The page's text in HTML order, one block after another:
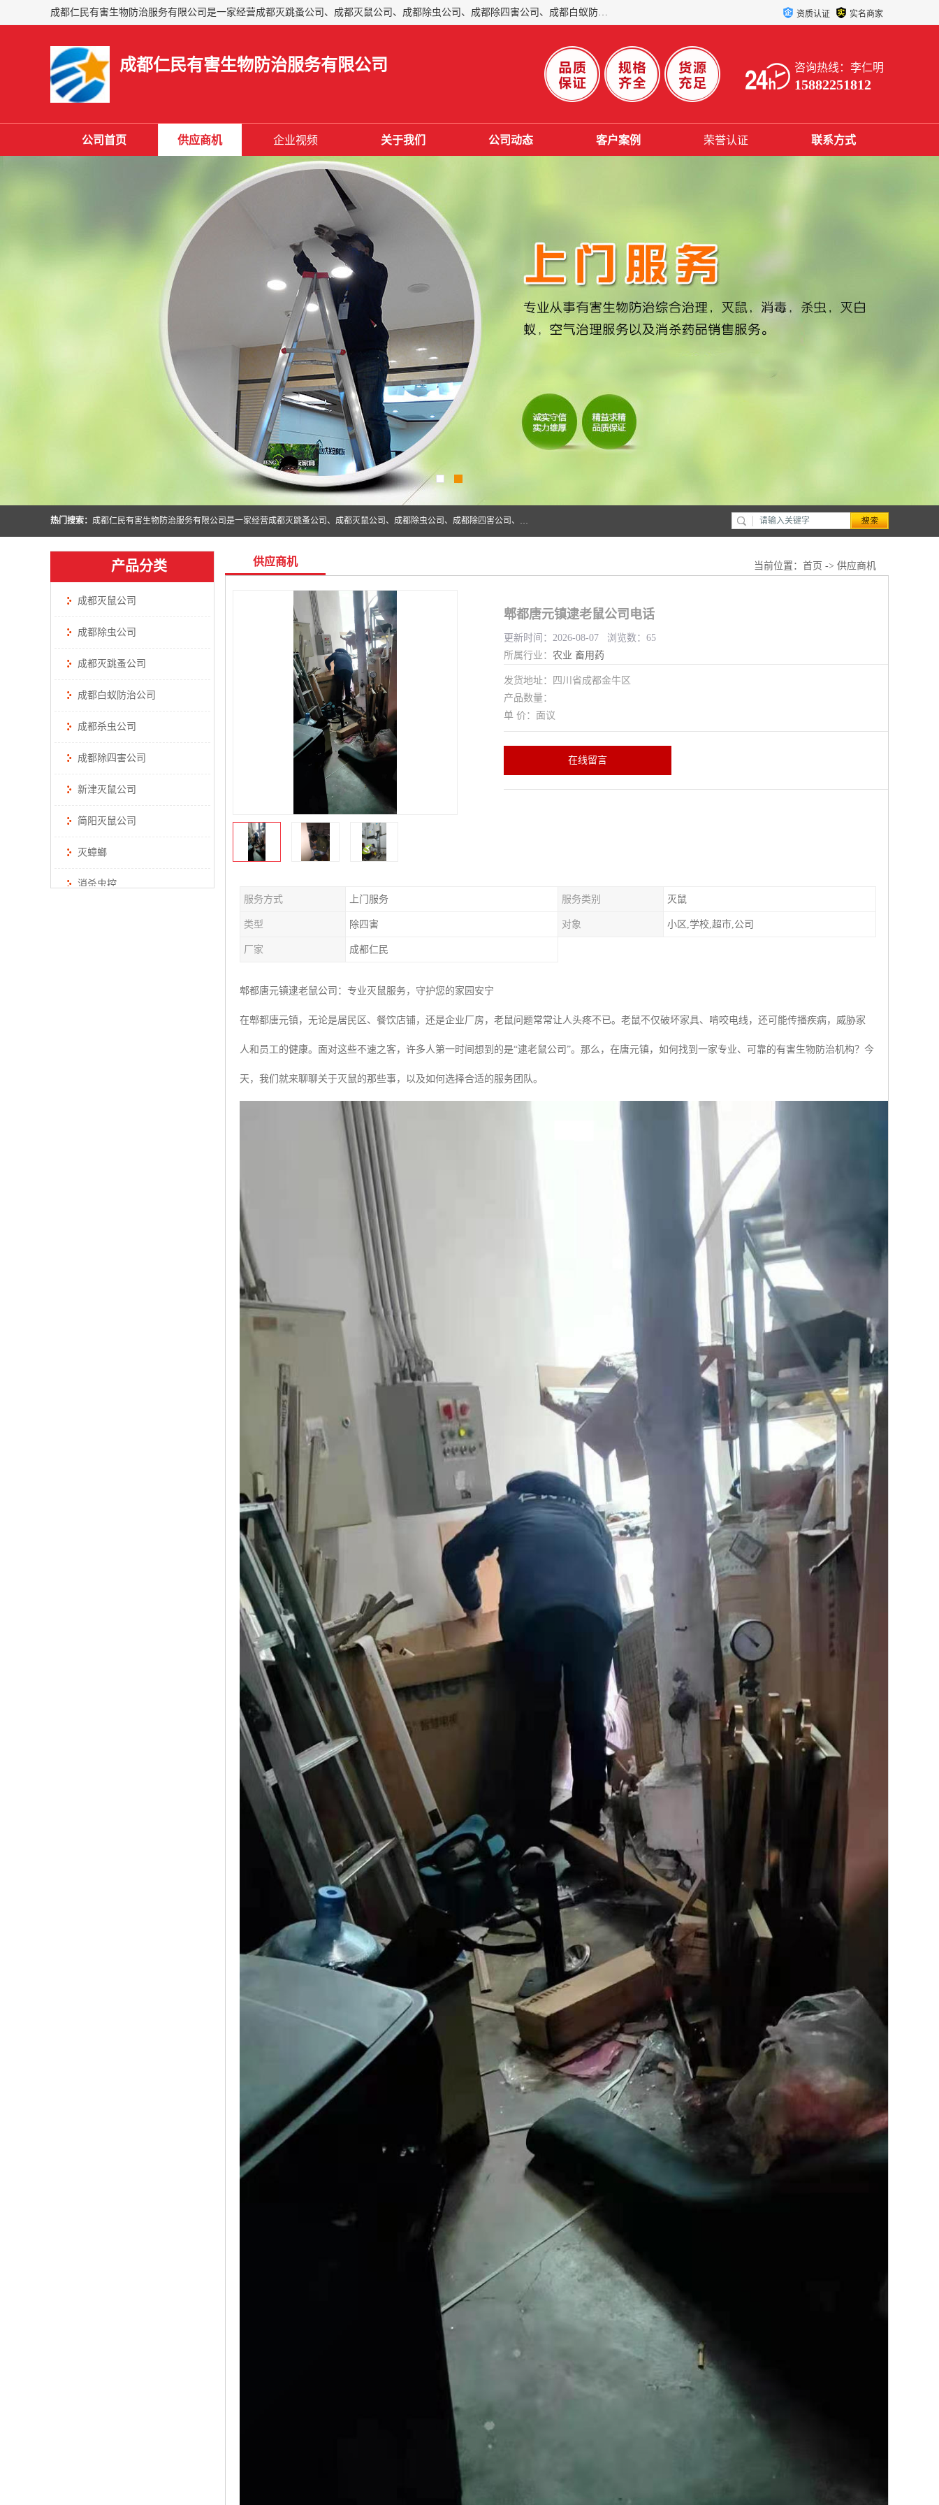
成都仁民有害生物防治服务有限公司是一家经营成都灭跳蚤公司、成都灭鼠公司、成都除虫公司、成都除四害公司、成都白蚁防治公司、成都杀虫公司等。业务覆盖：青白江、郫县、简阳、金堂、乐山、眉山、绵阳、彭州等区域。 由于我们的专业技术和服务态度得到了肯定、 目前公司已经与省内外的多个金 融企业、高端写字楼、星级酒 店、宾馆餐饮企业、学校、制造生产企业、物业小区建立了长期友好的合作关系。 资质认证 实名商家
成都仁民有害生物防治服务有限公司 咨询热线：李仁明
15882251812
公司首页 供应商机 企业视频 关于我们 公司动态 客户案例 荣誉认证 联系方式
热门搜索： 成都仁民有害生物防治服务有限公司是一家经营成都灭跳蚤公司、成都灭鼠公司、成都除虫公司、成都除四害公司、成都白蚁防治公司、成都杀虫公司等。业务覆盖：青白江、郫县、简阳、金堂、乐山、眉山、绵阳、彭州等区域。 由于我们的专业技术和服务态度得到了肯定、 目前公司已经与省内外的多个金 融企业、高端写字楼、星级酒 店、宾馆餐饮企业、学校、制造生产企业、物业小区建立了长期友好的合作关系。
产品分类
成都灭鼠公司
成都除虫公司
成都灭跳蚤公司
成都白蚁防治公司
成都杀虫公司
成都除四害公司
新津灭鼠公司
简阳灭鼠公司
灭蟑螂
消杀虫控
供应商机 当前位置： 首页 -> 供应商机
郫都唐元镇逮老鼠公司电话
更新时间：2026-08-07 浏览数：65
所属行业： 农业 畜用药
发货地址：四川省成都金牛区
产品数量：
单 价：面议
在线留言
服务方式 上门服务 服务类别 灭鼠
类型 除四害 对象 小区,学校,超市,公司
厂家 成都仁民
郫都唐元镇逮老鼠公司：专业灭鼠服务，守护您的家园安宁
在郫都唐元镇，无论是居民区、餐饮店铺，还是企业厂房，老鼠问题常常让人头疼不已。老鼠不仅破坏家具、啃咬电线，还可能传播疾病，威胁家
人和员工的健康。面对这些不速之客，许多人第一时间想到的是“逮老鼠公司”。那么，在唐元镇，如何找到一家专业、可靠的有害生物防治机构？今
天，我们就来聊聊关于灭鼠的那些事，以及如何选择合适的服务团队。